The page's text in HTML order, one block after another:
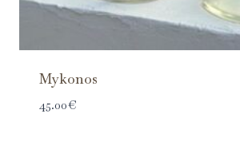
Mykonos
45.00€